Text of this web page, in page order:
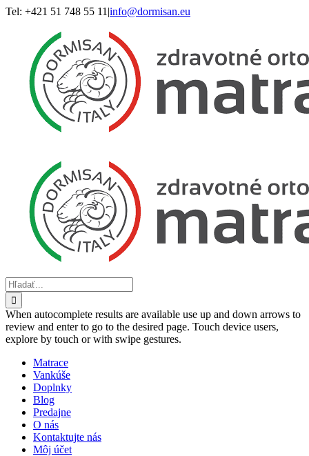
Skip
Tel: +421 51 748 55 11 |info@dormisan.eu
Hľadať:
When autocomplete results are available use up and down arrows to
review and enter to go to the desired page. Touch device users,
explore by touch or with swipe gestures.
Matrace
Vankúše
Doplnky
Blog
Predajne
O nás
Kontaktujte nás
Môj účet